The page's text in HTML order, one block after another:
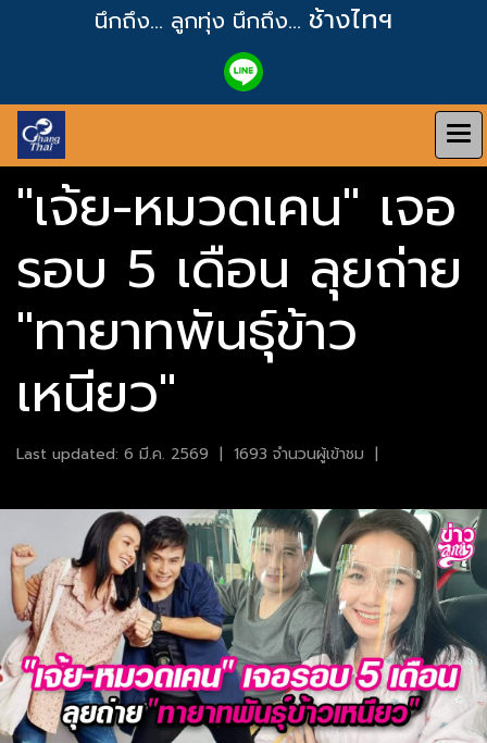
นึกถึง... ลูกทุ่ง นึกถึง... ช้างไทฯ
"เจ้ย-หมวดเคน" เจอ
รอบ 5 เดือน ลุยถ่าย
"ทายาทพันธุ์ข้าว
เหนียว"
Last updated: 6 มี.ค. 2569 | 1693 จำนวนผู้เข้าชม |